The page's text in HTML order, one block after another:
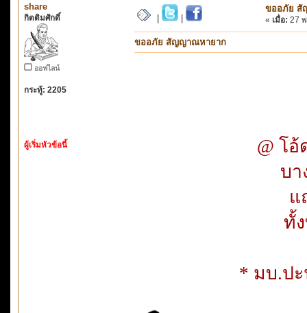
share
กิตติมศักดิ์
ออฟไลน์
กระทู้: 2205
ผู้เริ่มหัวข้อนี้
ขออภัย สั
« เมื่อ: 27
ขออภัย สัญญาณหายาก
@ โ
บา
แ
ทั้
* มบ.ป